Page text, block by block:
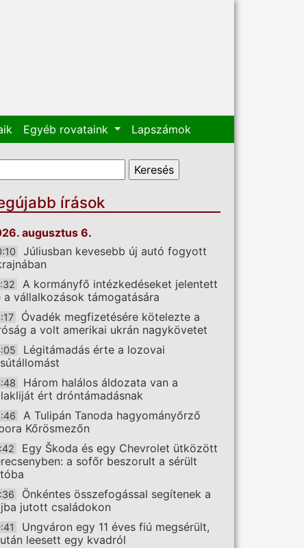
Egyéb rovataink Lapszámok
űrlap
írások
augusztus 6.
Júliusban kevesebb új autó fogyott
A kormányfő intézkedéseket jelentett
a vállalkozások támogatására
Óvadék megfizetésére kötelezte a
a volt amerikai ukrán nagykövetet
Légitámadás érte a lozovai
Három halálos áldozata van a
ért dróntámadásnak
A Tulipán Tanoda hagyományőrző
Kőrösmezőn
Egy Škoda és egy Chevrolet ütközött
a sofőr beszorult a sérült
Önkéntes összefogással segítenek a
jutott családokon
Ungváron egy 11 éves fiú megsérült,
leesett egy kvadról